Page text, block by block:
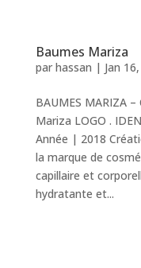
Baumes Mariza
par hassan | Jan
BAUMES MARIZA
Mariza LOGO .
Année | 2018
la marque de
capillaire et
hydratante et...